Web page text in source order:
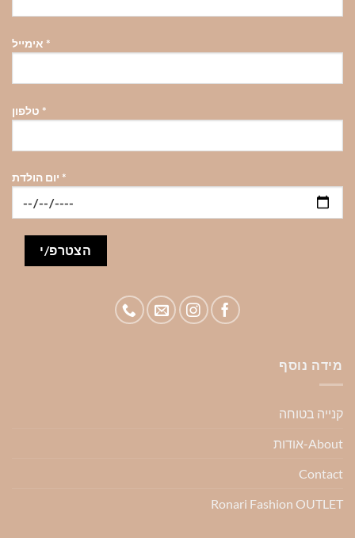
*
*
*
מידה נוסף
קנייה בטוחה
About-אודות
Contact
Ronari Fashion OUTLET